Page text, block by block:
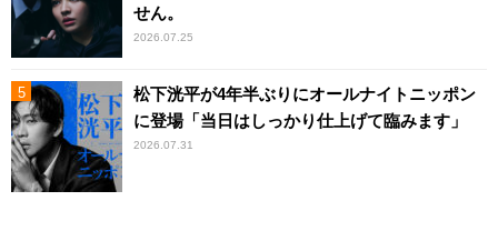
せん。
2026.07.25
松下洸平が4年半ぶりにオールナイトニッポン
に登場「当日はしっかり仕上げて臨みます」
2026.07.31